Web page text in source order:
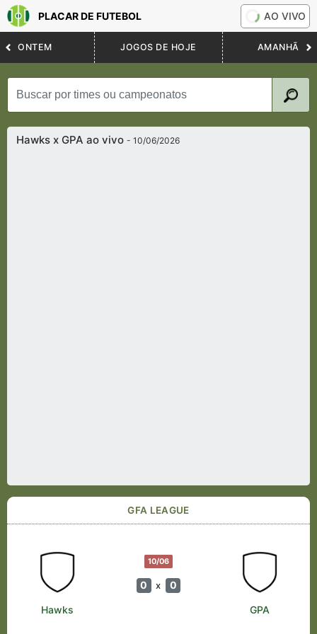
PLACAR DE FUTEBOL AO VIVO
ONTEM JOGOS DE HOJE AMANHÃ
Hawks x GPA ao vivo- 10/06/2026
GFA LEAGUE
10/06
0 x 0
Hawks GPA